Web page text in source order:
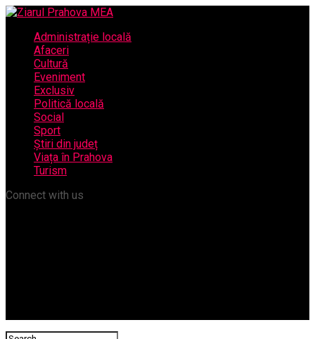
Administrație locală
Afaceri
Cultură
Eveniment
Exclusiv
Politică locală
Social
Sport
Știri din județ
Viața în Prahova
Turism
Connect with us